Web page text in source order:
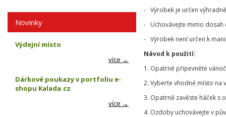
Novinky
Výdejní místo
více →
Dárkové poukazy v portfoliu e-
shopu Kalada.cz
více →
- Výrobek je určen
- Uchovávejte mimo dosah
- Výrobek není určen k
Návod k použití:
1. Opatrně připevněte
2. Vyberte vhodné místo na
3. Opatrně zavěste háček s
4. Ozdoby uchovávejte v